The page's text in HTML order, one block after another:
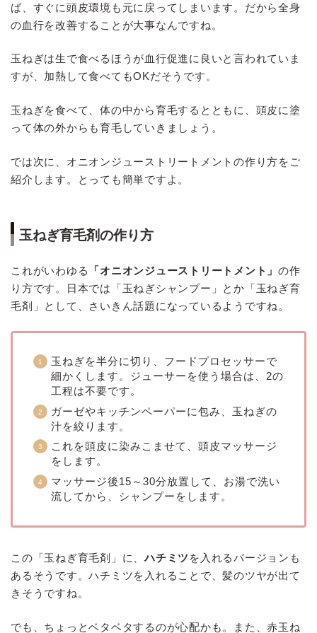
ば、すぐに頭皮環境も元に戻ってしまいます。だから全身
の血行を改善することが大事なんですね。
玉ねぎは生で食べるほうが血行促進に良いと言われていま
すが、加熱して食べてもOKだそうです。
玉ねぎを食べて、体の中から育毛するとともに、頭皮に塗
って体の外からも育毛していきましょう。
では次に、オニオンジューストリートメントの作り方をご
紹介します。とっても簡単ですよ。
玉ねぎ育毛剤の作り方
これがいわゆる 「オニオンジューストリートメント」の作
り方です。日本では「玉ねぎシャンプー」とか「玉ねぎ育
毛剤」として、さいきん話題になっているようですね。
玉ねぎを半分に切り、フードプロセッサーで
細かくします。ジューサーを使う場合は、2の
工程は不要です。
ガーゼやキッチンペーパーに包み、玉ねぎの
汁を絞ります。
これを頭皮に染みこませて、頭皮マッサージ
をします。
マッサージ後15～30分放置して、お湯で洗い
流してから、シャンプーをします。
この「玉ねぎ育毛剤」に、ハチミツ を入れるバージョンも
あるそうです。ハチミツを入れることで、髪のツヤが出て
きそうですね。
でも、ちょっとベタベタするのが心配かも。また、赤玉ね